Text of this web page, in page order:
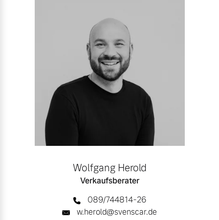
Wolfgang Herold
Verkaufsberater
089/744814-26
w.herold@svenscar.de